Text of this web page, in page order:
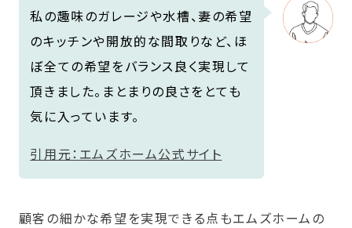
私の趣味のガレージや水槽、妻の希望
のキッチンや開放的な間取りなど、ほ
ぼ全ての希望をバランス良く実現して
頂きました。まとまりの良さをとても
気に入っています。
引用元：エムズホーム公式サイト
顧客の細かな希望を実現できる点もエムズホームの